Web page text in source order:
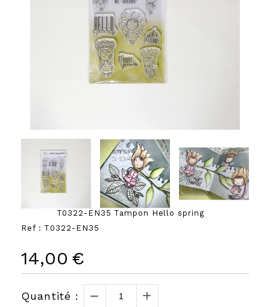
T0322-EN35 Tampon Hello spring
Ref : T0322-EN35
14,00 €
Quantité :